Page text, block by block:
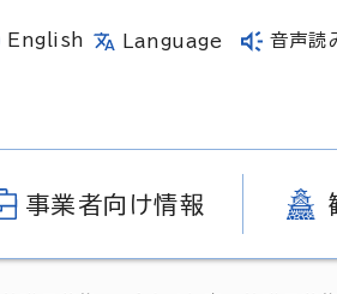
English Language 音声読
事業者向け情報